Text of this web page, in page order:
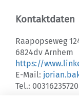
Kontaktdaten
Raapopseweg
6824dv Arnhem
https://
E-Mail:
Tel.: